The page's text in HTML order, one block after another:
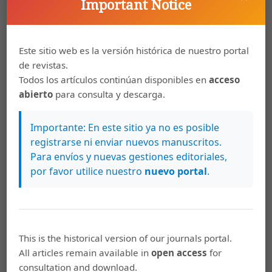
Derechos de autor 2014 Actualidades Investigativas en
Descargas
Artículos más leídos del mismo autor/a
Important Notice
Este sitio web es la versión histórica de nuestro portal
de revistas.
Todos los artículos continúan disponibles enacceso
abierto para consulta y descarga.
Importante: En este sitio ya no es posible
registrarse ni enviar nuevos manuscritos.
Para envíos y nuevas gestiones editoriales,
por favor utilice nuestro nuevo portal.
This is the historical version of our journals portal.
All articles remain available inopen access for
consultation and download.